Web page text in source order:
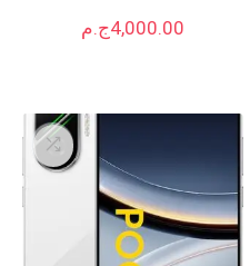
ج.م4,000.00